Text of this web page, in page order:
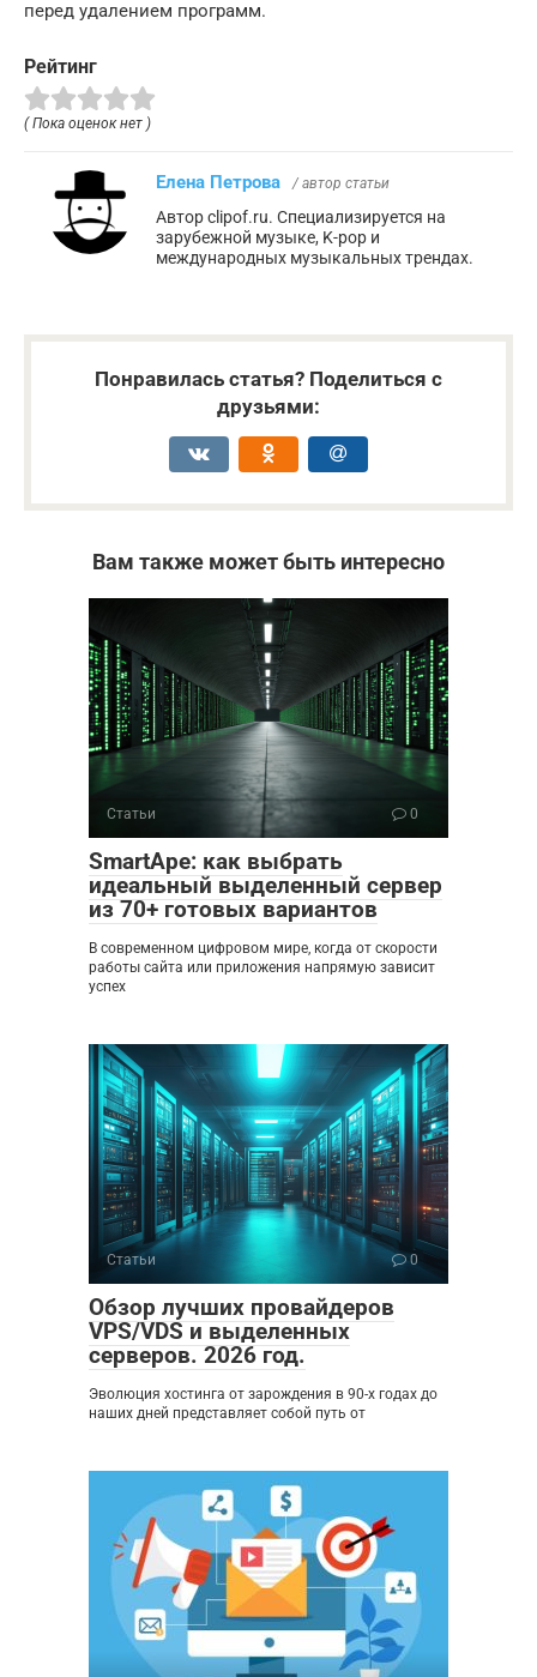
перед удалением программ.
Рейтинг
( Пока оценок нет )
Елена Петрова / автор статьи
Автор clipof.ru. Специализируется на
зарубежной музыке, K-pop и
международных музыкальных трендах.
Понравилась статья? Поделиться с
друзьями:
Вам также может быть интересно
Статьи 0
SmartApe: как выбрать
идеальный выделенный сервер
из 70+ готовых вариантов
В современном цифровом мире, когда от скорости
работы сайта или приложения напрямую зависит
успех
Статьи 0
Обзор лучших провайдеров
VPS/VDS и выделенных
серверов. 2026 год.
Эволюция хостинга от зарождения в 90-х годах до
наших дней представляет собой путь от